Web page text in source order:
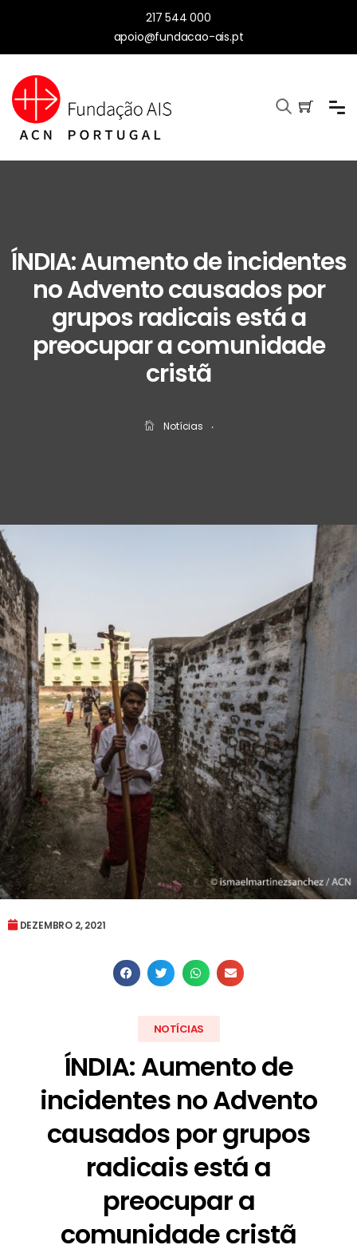
217 544 000
apoio@fundacao-ais.pt
ÍNDIA: Aumento de incidentes
no Advento causados por
grupos radicais está a
preocupar a comunidade
cristã
Notícias ‧
DEZEMBRO 2, 2021
NOTÍCIAS
ÍNDIA: Aumento de
incidentes no Advento
causados por grupos
radicais está a
preocupar a
comunidade cristã